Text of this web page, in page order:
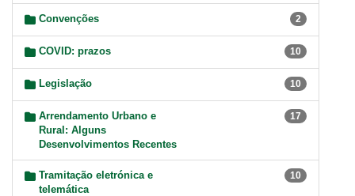
Convenções 2
COVID: prazos 10
Legislação 10
Arrendamento Urbano e
Rural: Alguns
Desenvolvimentos Recentes
17
Tramitação eletrónica e
telemática
10